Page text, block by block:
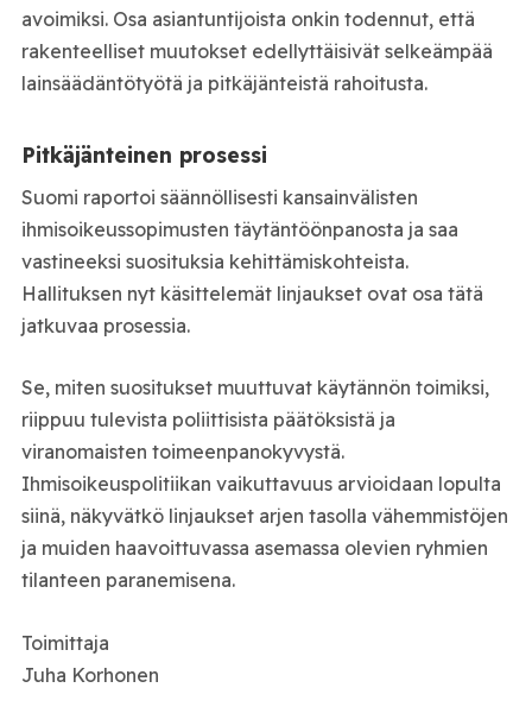
avoimiksi. Osa asiantuntijoista onkin todennut, että
rakenteelliset muutokset edellyttäisivät selkeämpää
lainsäädäntötyötä ja pitkäjänteistä rahoitusta.
Pitkäjänteinen prosessi
Suomi raportoi säännöllisesti kansainvälisten
ihmisoikeussopimusten täytäntöönpanosta ja saa
vastineeksi suosituksia kehittämiskohteista.
Hallituksen nyt käsittelemät linjaukset ovat osa tätä
jatkuvaa prosessia.
Se, miten suositukset muuttuvat käytännön toimiksi,
riippuu tulevista poliittisista päätöksistä ja
viranomaisten toimeenpanokyvystä.
Ihmisoikeuspolitiikan vaikuttavuus arvioidaan lopulta
siinä, näkyvätkö linjaukset arjen tasolla vähemmistöjen
ja muiden haavoittuvassa asemassa olevien ryhmien
tilanteen paranemisena.
Toimittaja
Juha Korhonen